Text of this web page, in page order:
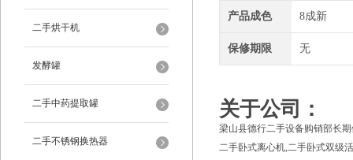
二手烘干机
发酵罐
二手中药提取罐
二手不锈钢换热器
产品成色 8成新
保修期限 无
关于公司：
梁山县德行二手设备购销部长
二手卧式离心机,二手卧式双级